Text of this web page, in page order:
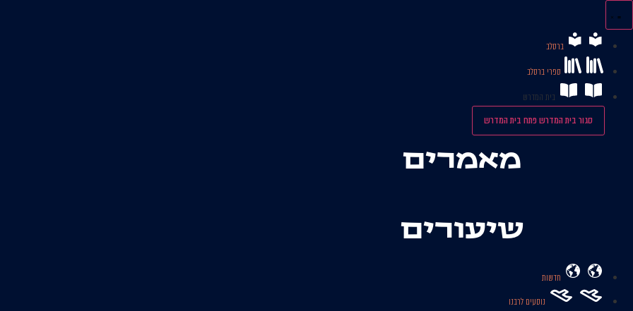
לתוכן
ברסלב
ספרי ברסלב
בית המדרש
סגור בית המדרשפתח בית המדרש
מאמרים
שיעורים
חדשות
נוסעים לרבנו